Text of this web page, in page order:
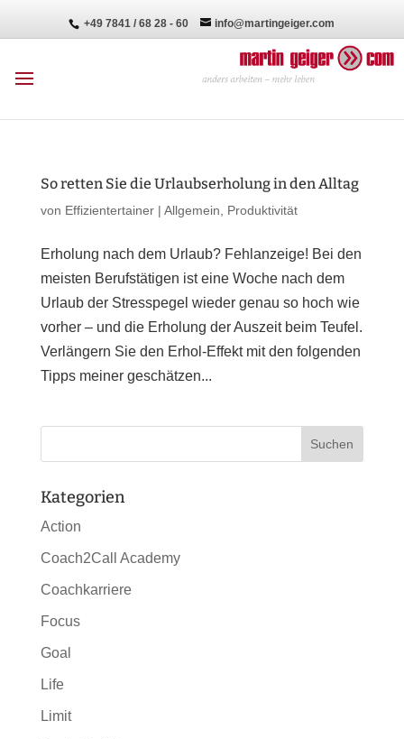
+49 7841 / 68 28 - 60 info@martingeiger.com
So retten Sie die Urlaubserholung in den Alltag
von Effizientertainer| Allgemein Produktivität
Erholung nach dem Urlaub? Fehlanzeige! Bei den
meisten Berufstätigen ist eine Woche nach dem
Urlaub der Stresspegel wieder genau so hoch wie
vorher – und die Erholung der Auszeit beim Teufel.
Verlängern Sie den Erhol-Effekt mit den folgenden
Tipps meiner geschätzen...
Kategorien
Action
Coach2Call Academy
Coachkarriere
Focus
Goal
Life
Limit